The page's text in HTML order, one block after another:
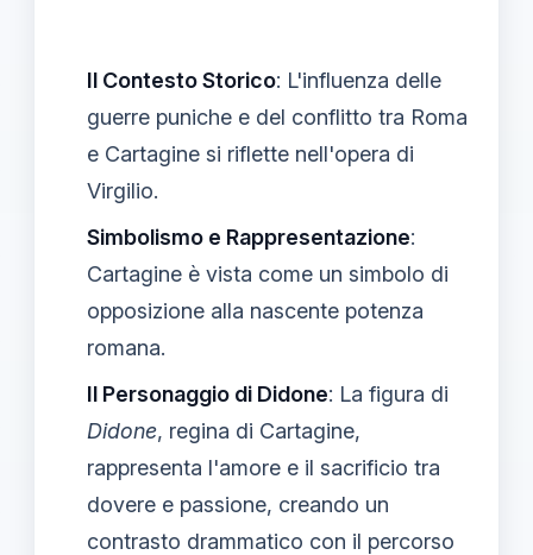
Il Contesto Storico: L'influenza delle
guerre puniche e del conflitto tra Roma
e Cartagine si riflette nell'opera di
Virgilio.
Simbolismo e Rappresentazione:
Cartagine è vista come un simbolo di
opposizione alla nascente potenza
romana.
Il Personaggio di Didone: La figura di
Didone, regina di Cartagine,
rappresenta l'amore e il sacrificio tra
dovere e passione, creando un
contrasto drammatico con il percorso